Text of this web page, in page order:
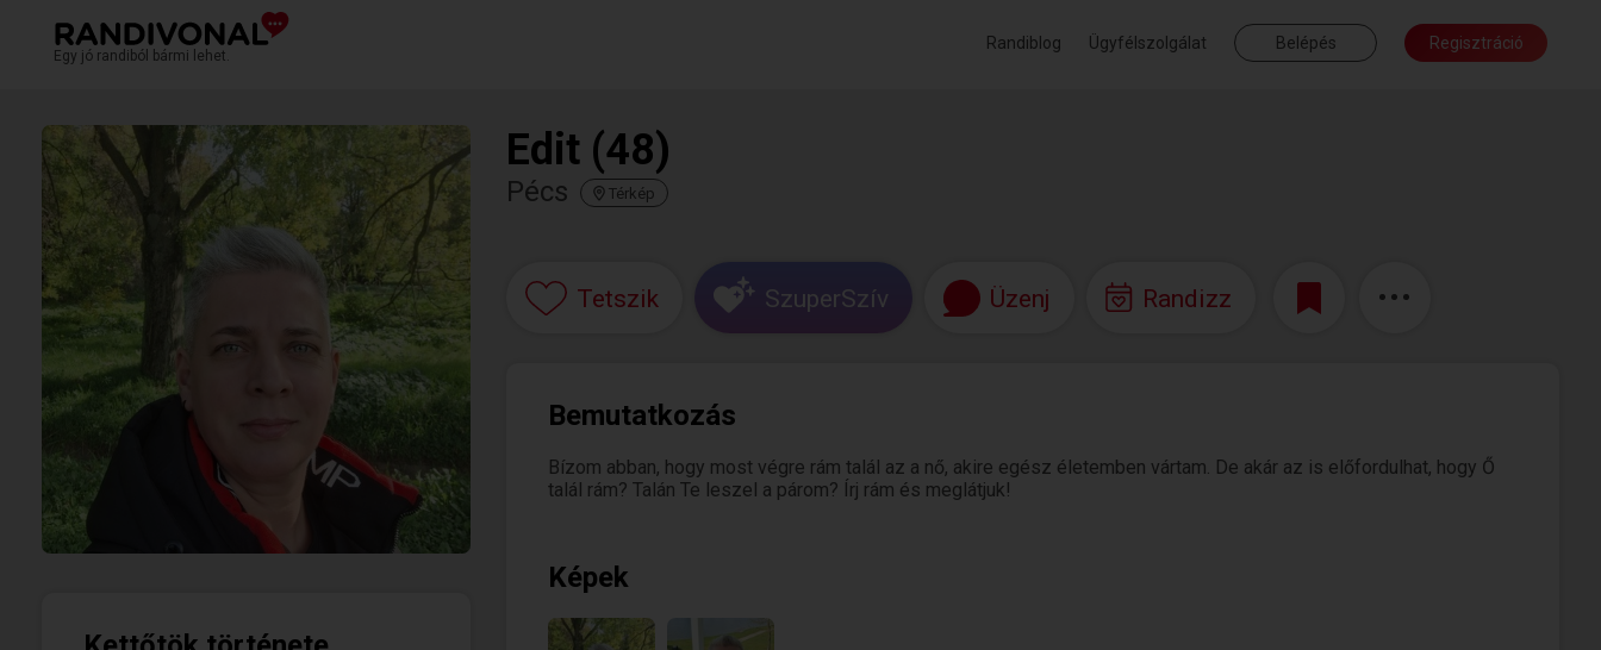
Egy jó randiból bármi lehet.
Randiblog Ügyfélszolgálat Belépés Regisztráció
Edit (48)
Pécs Térkép
Tetszik SzuperSzív Üzenj Randizz
Bemutatkozás
Bízom abban, hogy most végre rám talál az a nő, akire egész életemben vártam. De akár az is előfordulhat, hogy Ő
talál rám? Talán Te leszel a párom? Írj rám és meglátjuk!
Képek